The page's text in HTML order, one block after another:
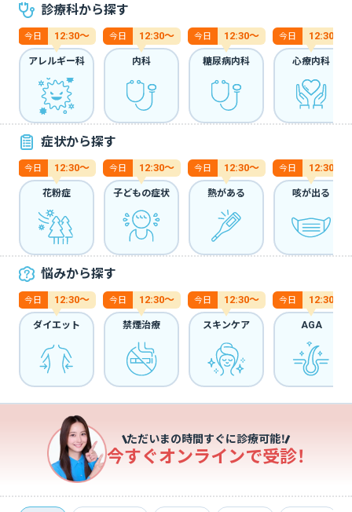
診療科から探す
今日 12:30〜
アレルギー科
今日 12:30〜
内科
今日 12:30〜
糖尿病内科
今日 12:30〜
心療内科
症状から探す
今日 12:30〜
花粉症
今日 12:30〜
子どもの症状
今日 12:30〜
熱がある
今日 12:30〜
咳が出る
悩みから探す
今日 12:30〜
ダイエット
今日 12:30〜
禁煙治療
今日 12:30〜
スキンケア
今日 12:30〜
AGA
ただいまの時間すぐに診療可能！
今すぐオンラインで受診！